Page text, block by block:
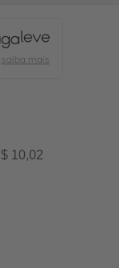
10,02